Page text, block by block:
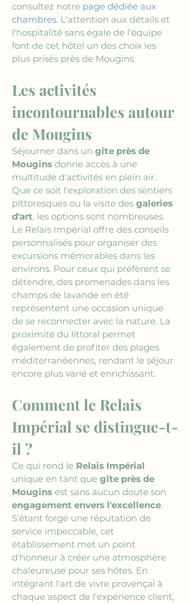
consultez notre page dédiée aux
chambres. L'attention aux détails et
l'hospitalité sans égale de l'équipe
font de cet hôtel un des choix les
plus prisés près de Mougins.
Les activités
incontournables autour
de Mougins
Séjourner dans un gîte près de
Mougins donne accès à une
multitude d'activités en plein air.
Que ce soit l'exploration des sentiers
pittoresques ou la visite des galeries
d'art, les options sont nombreuses.
Le Relais Impérial offre des conseils
personnalisés pour organiser des
excursions mémorables dans les
environs. Pour ceux qui préfèrent se
détendre, des promenades dans les
champs de lavande en été
représentent une occasion unique
de se reconnecter avec la nature. La
proximité du littoral permet
également de profiter des plages
méditerranéennes, rendant le séjour
encore plus varié et enrichissant.
Comment le Relais
Impérial se distingue-t-
il ?
Ce qui rend le Relais Impérial
unique en tant que gîte près de
Mougins est sans aucun doute son
engagement envers l'excellence.
S'étant forgé une réputation de
service impeccable, cet
établissement met un point
d'honneur à créer une atmosphère
chaleureuse pour ses hôtes. En
intégrant l'art de vivre provençal à
chaque aspect de l'expérience client,